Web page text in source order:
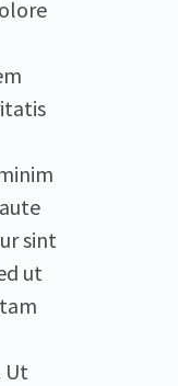
sint
ut
Ut